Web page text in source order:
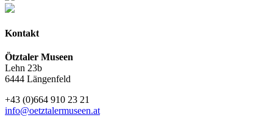
Kontakt
Ötztaler Museen
Lehn 23b
6444 Längenfeld
+43 (0)664 910 23 21
info@oetztalermuseen.at